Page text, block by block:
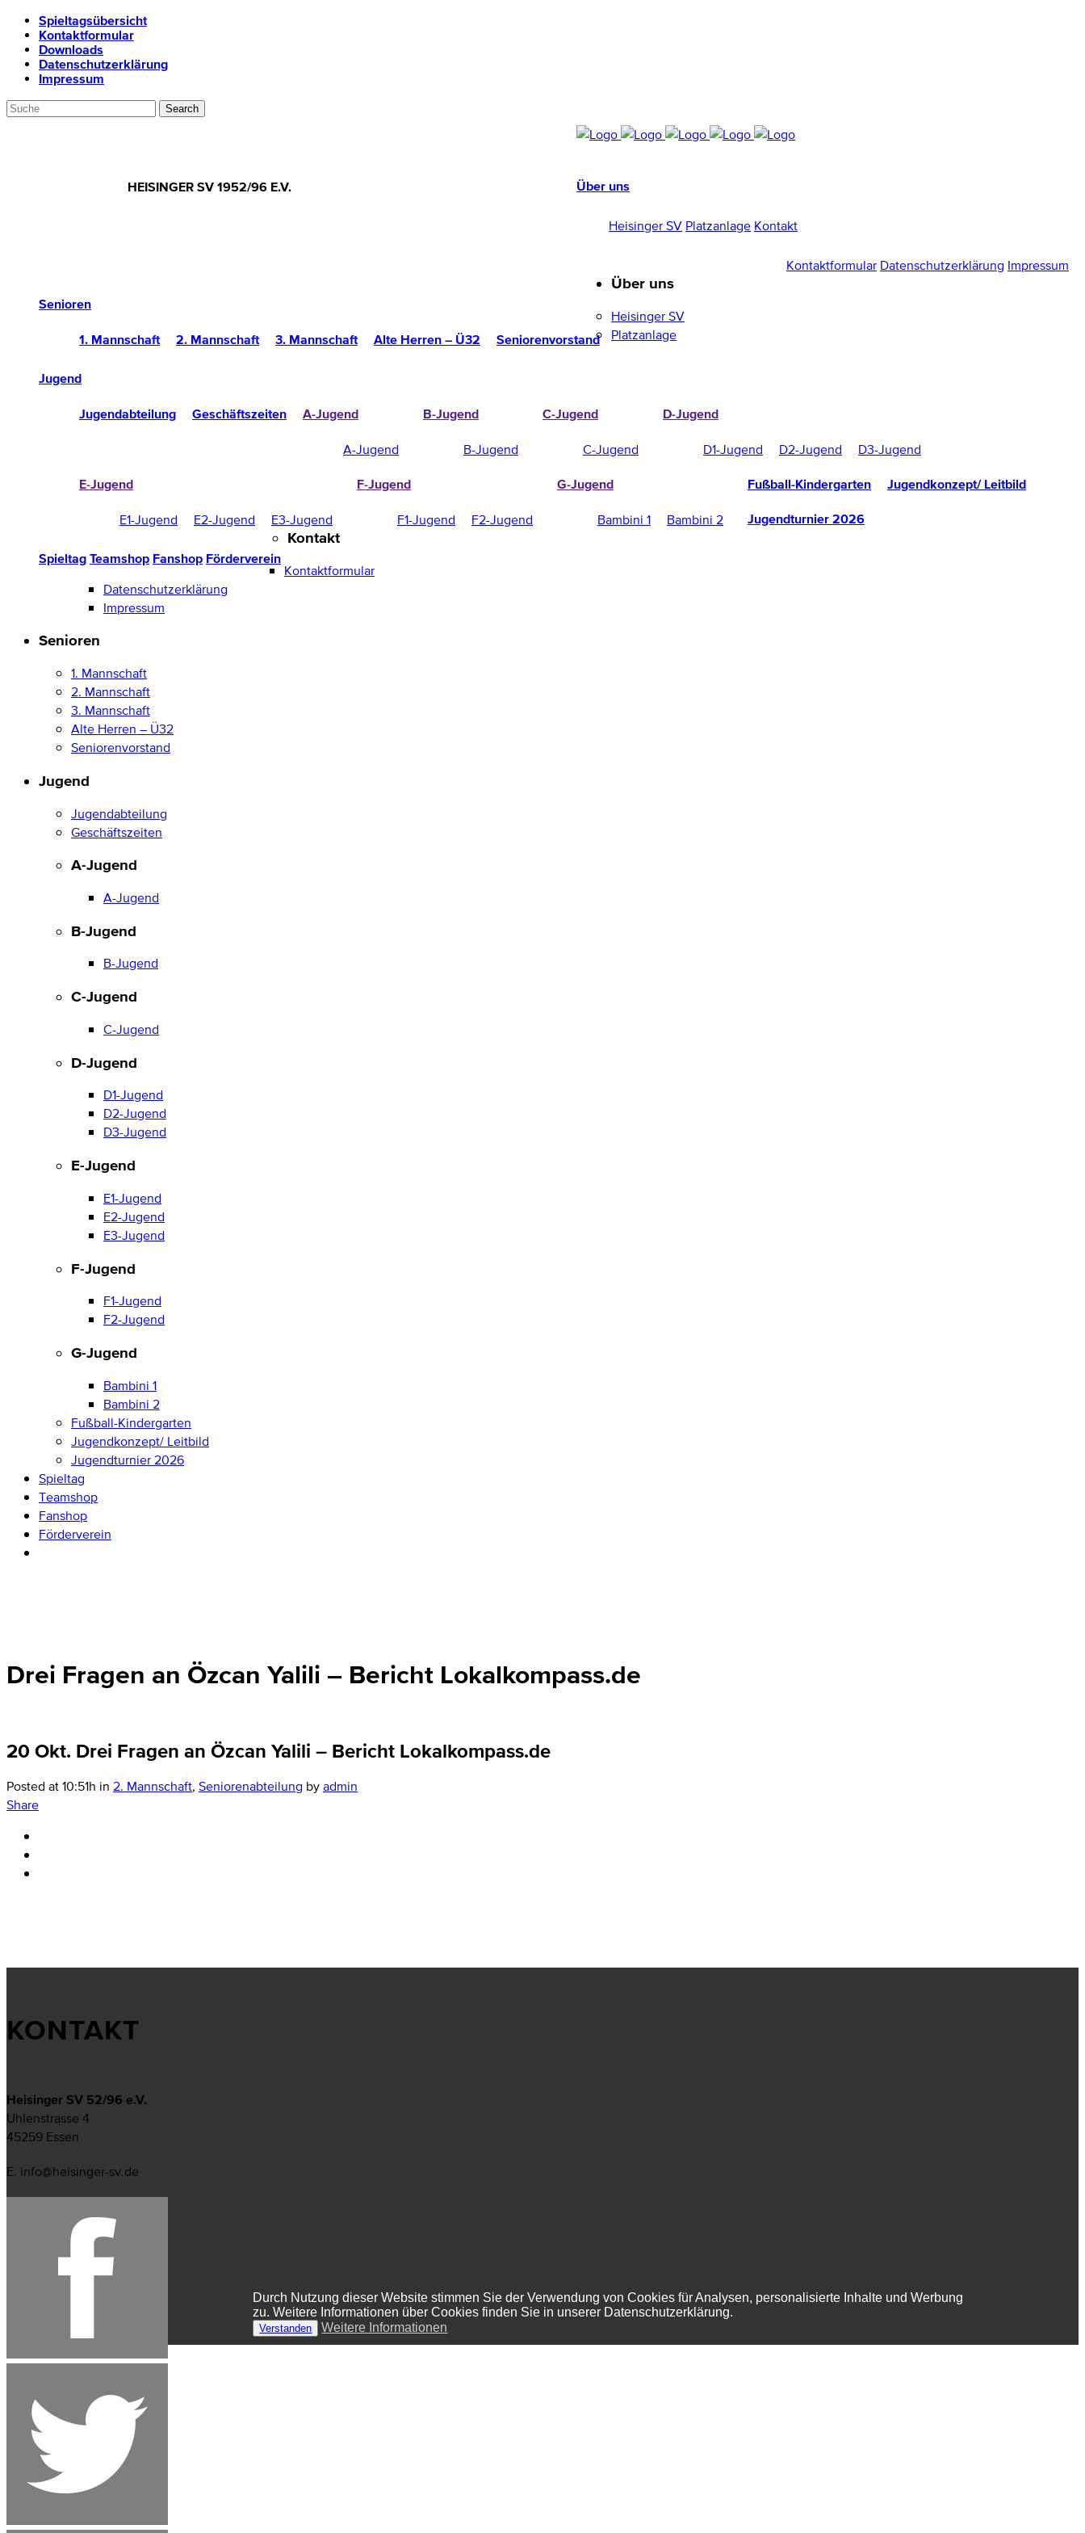
Spieltagsübersicht
Kontaktformular
Downloads
Datenschutzerklärung
Impressum
HEISINGER SV 1952/96 E.V.
Über uns
Heisinger SV Platzanlage Kontakt
Kontaktformular Datenschutzerklärung Impressum
Senioren
1. Mannschaft 2. Mannschaft 3. Mannschaft Alte Herren – Ü32 Seniorenvorstand
Jugend
Jugendabteilung Geschäftszeiten A-Jugend
A-Jugend
B-Jugend
B-Jugend
C-Jugend
C-Jugend
D-Jugend
D1-Jugend D2-Jugend D3-Jugend
E-Jugend
E1-Jugend E2-Jugend E3-Jugend
F-Jugend
F1-Jugend F2-Jugend
G-Jugend
Bambini 1 Bambini 2
Fußball-Kindergarten Jugendkonzept/ Leitbild
Jugendturnier 2026
Spieltag Teamshop Fanshop Förderverein
Über uns
Heisinger SV
Platzanlage
Kontakt
Kontaktformular
Datenschutzerklärung
Impressum
Senioren
1. Mannschaft
2. Mannschaft
3. Mannschaft
Alte Herren – Ü32
Seniorenvorstand
Jugend
Jugendabteilung
Geschäftszeiten
A-Jugend
A-Jugend
B-Jugend
B-Jugend
C-Jugend
C-Jugend
D-Jugend
D1-Jugend
D2-Jugend
D3-Jugend
E-Jugend
E1-Jugend
E2-Jugend
E3-Jugend
F-Jugend
F1-Jugend
F2-Jugend
G-Jugend
Bambini 1
Bambini 2
Fußball-Kindergarten
Jugendkonzept/ Leitbild
Jugendturnier 2026
Spieltag
Teamshop
Fanshop
Förderverein
Drei Fragen an Özcan Yalili – Bericht Lokalkompass.de
20 Okt. Drei Fragen an Özcan Yalili – Bericht Lokalkompass.de
Posted at 10:51h in 2. Mannschaft, Seniorenabteilung byadmin
Share
KONTAKT
Heisinger SV 52/96 e.V.
Uhlenstrasse 4
45259 Essen
E. info@heisinger-sv.de
Durch Nutzung dieser Website stimmen Sie der Verwendung von Cookies für Analysen, personalisierte Inhalte und Werbung
zu. Weitere Informationen über Cookies finden Sie in unserer Datenschutzerklärung.
Verstanden Weitere Informationen